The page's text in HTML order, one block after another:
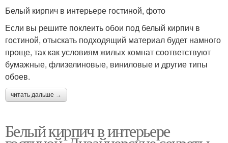
Белый кирпич в интерьере гостиной, фото
Если вы решите поклеить обои под белый кирпич в
гостиной, отыскать подходящий материал будет намного
проще, так как условиям жилых комнат соответствуют
бумажные, флизелиновые, виниловые и другие типы
обоев.
читать дальше →
Белый кирпич в интерьере